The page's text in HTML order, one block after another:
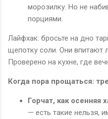
морозилку. Но не
порциями.
Лайфхак: бросьте на дно
щепотку соли. Они впитают
Проверено на кухне, где
Когда пора прощаться:
Горчат, как осенняя
— есть такие нельзя,